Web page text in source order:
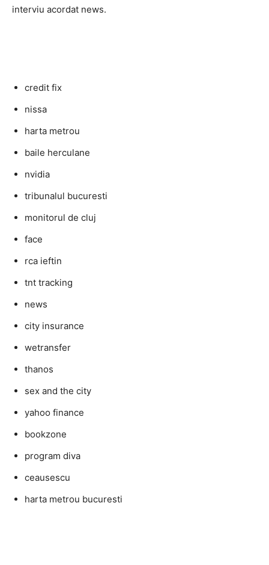
interviu acordat news.
credit fix
nissa
harta metrou
baile herculane
nvidia
tribunalul bucuresti
monitorul de cluj
face
rca ieftin
tnt tracking
news
city insurance
wetransfer
thanos
sex and the city
yahoo finance
bookzone
program diva
ceausescu
harta metrou bucuresti